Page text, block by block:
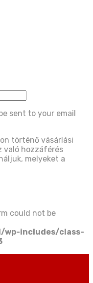
sent to your email
történő vásárlási
való hozzáférés
melyeket a
could not be
wp-includes/class-